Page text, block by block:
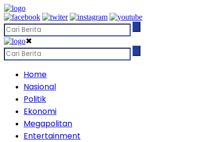
✖
Home
Nasional
Politik
Ekonomi
Megapolitan
Entertainment